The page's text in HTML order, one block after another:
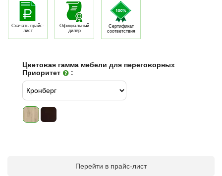
Скачать прайс-
лист
Официальный
дилер
Сертификат
соответствия
Цветовая гамма мебели для переговорных
Приоритет
:
Перейти в прайс-лист